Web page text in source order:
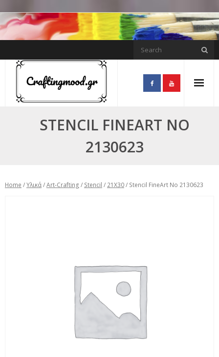
Skip
to
content
STENCIL FINEART NO
2130623
Home /Υλικά/Art-Crafting / Stencil / 21X30/ Stencil FineArt No 2130623